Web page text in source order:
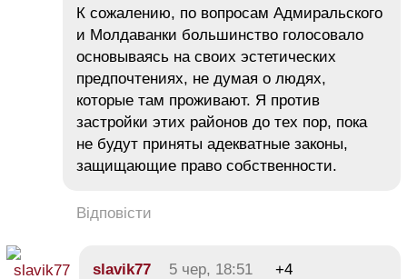
К сожалению, по вопросам Адмиральского
и Молдаванки большинство голосовало
основываясь на своих эстетических
предпочтениях, не думая о людях,
которые там проживают. Я против
застройки этих районов до тех пор, пока
не будут приняты адекватные законы,
защищающие право собственности.
Відповісти
slavik77 5 чер, 18:51
+4